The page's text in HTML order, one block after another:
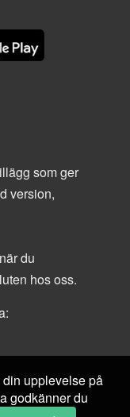
som ger
version,
du
hos oss.
upplevelse på
godkänner du